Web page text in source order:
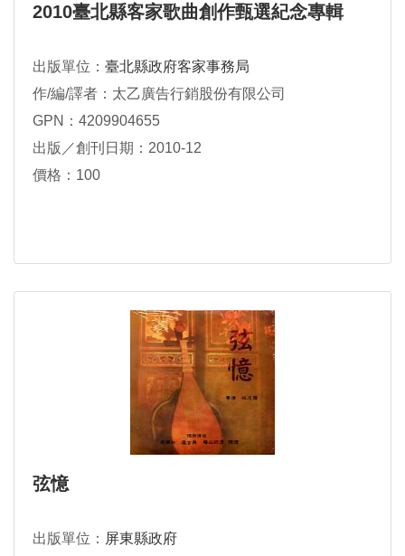
2010臺北縣客家歌曲創作甄選紀念專輯
出版單位： 臺北縣政府客家事務局
作/編/譯者：太乙廣告行銷股份有限公司
GPN：4209904655
出版／創刊日期：2010-12
價格：100
弦憶
出版單位： 屏東縣政府